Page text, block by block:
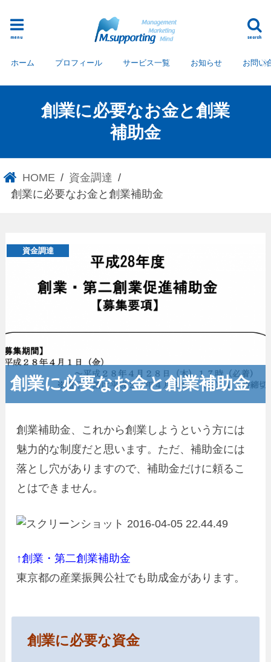
search
menu
ホーム プロフィール サービス一覧 お知らせ お問い
創業に必要なお金と創業
補助金
HOME
資金調達
創業に必要なお金と創業補助金
資金調達
創業に必要なお金と創業補助金
創業補助金、これから創業しようという方には
魅力的な制度だと思います。ただ、補助金には
落とし穴がありますので、補助金だけに頼るこ
とはできません。
↑創業・第二創業補助金
東京都の産業振興公社でも助成金があります。
創業に必要な資金